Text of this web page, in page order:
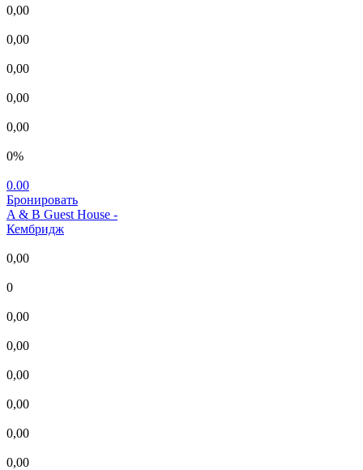
0,00
0,00
0,00
0,00
0,00
0%
0.00
Бронировать
A & B Guest House -
Кембридж
0,00
0
0,00
0,00
0,00
0,00
0,00
0,00